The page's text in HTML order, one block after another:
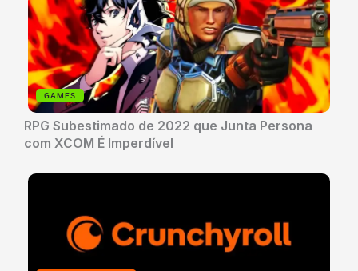
GAMES
RPG Subestimado de 2022 que Junta Persona
com XCOM É Imperdível